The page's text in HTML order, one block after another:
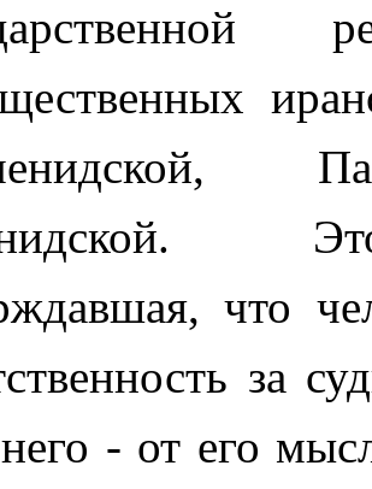
что
за
- от его